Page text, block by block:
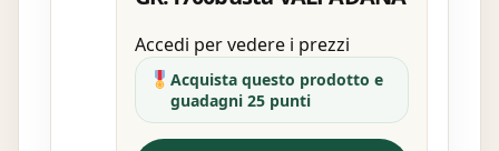
Accedi per vedere i prezzi
Acquista questo prodotto e
guadagni 25 punti